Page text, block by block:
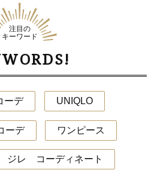
注目の
キーワード
ーデ UNIQLO
ーデ ワンピース
ジレ コーディネート